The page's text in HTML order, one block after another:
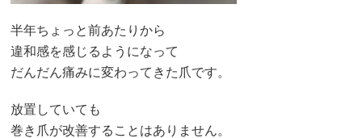
半年ちょっと前あたりから
違和感を感じるようになって
だんだん痛みに変わってきた爪です。
放置していても
巻き爪が改善することはありません。